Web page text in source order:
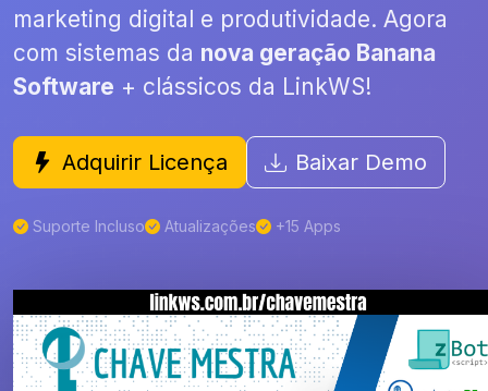
marketing digital e produtividade. Agora
com sistemas da nova geração Banana
Software + clássicos da LinkWS!
Adquirir Licença Baixar Demo
Suporte Incluso Atualizações +15 Apps